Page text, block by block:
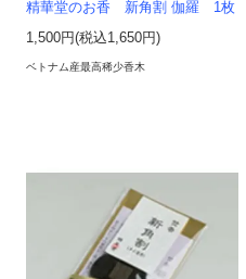
精華堂のお香 新角割 伽羅 1枚
1,500円(税込1,650円)
ベトナム産最高稀少香木